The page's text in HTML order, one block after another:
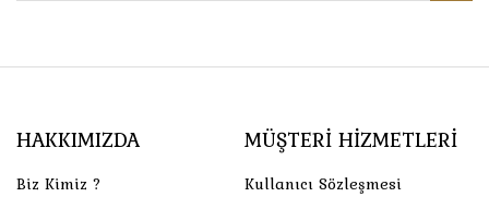
HAKKIMIZDA
Biz Kimiz ?
MÜŞTERI HIZMETLERI
Kullanıcı Sözleşmesi